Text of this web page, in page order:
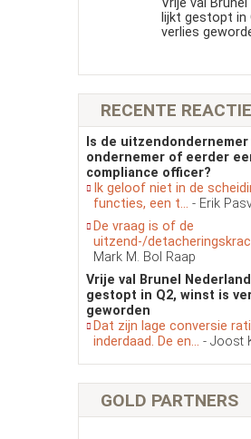
Vrije val Brunel
lijkt gestopt in
verlies
RECENTE
Is de uitzendondernemer
ondernemer of eerder
compliance officer?
Ik geloof niet in de
functies, een t... - Erik
De vraag is of de
uitzend-/
Mark M. Bol Raap
Vrije val Brunel
gestopt in Q2, winst is
geworden
Dat zijn lage conversie
inderdaad. De en... - Joost
GOLD PARTNERS